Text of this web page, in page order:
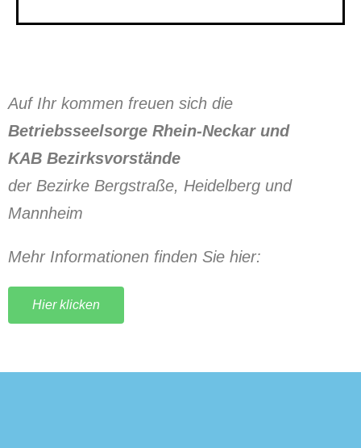
Auf Ihr kommen freuen sich die
Betriebsseelsorge Rhein-Neckar und
KAB Bezirksvorstände
der Bezirke Bergstraße, Heidelberg und
Mannheim
Mehr Informationen finden Sie hier:
Hier klicken